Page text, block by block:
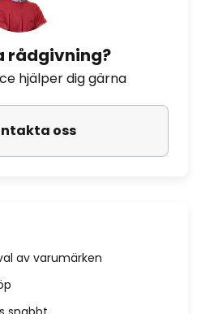
rådgivning?
hjälper dig gärna
oss
av varumärken